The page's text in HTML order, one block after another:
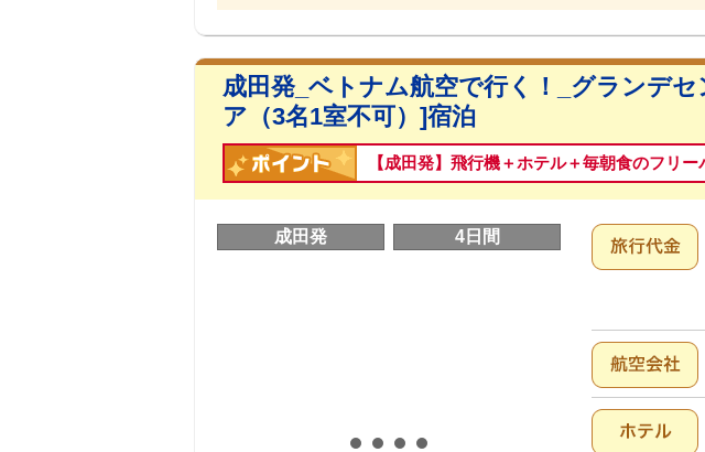
成田発_ベトナム航空で行く！_グランデ
ア（3名1室不可）]宿泊
【成田発】飛行機＋ホテル＋毎朝食のフリー
成田発 4日間